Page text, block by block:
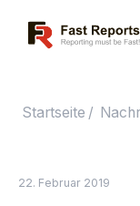
Fast Reports
Startseite /
22. Februar 2019